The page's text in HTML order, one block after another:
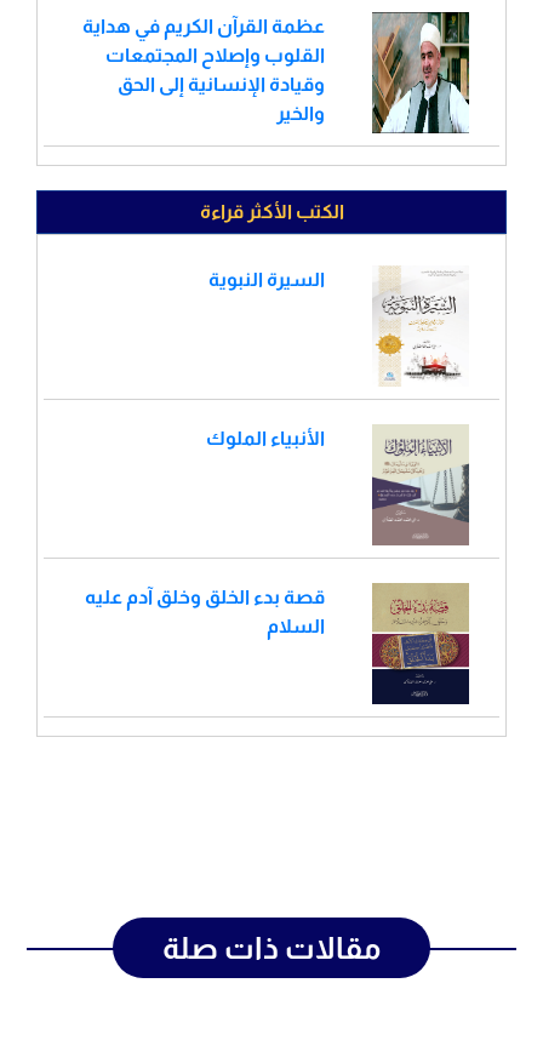
عظمة القرآن الكريم في هداية
القلوب وإصلاح المجتمعات
وقيادة الإنسانية إلى الحق
والخير
الكتب الأكثر قراءة
السيرة النبوية
الأنبياء الملوك
قصة بدء الخلق وخلق آدم عليه
السلام
مقالات ذات صلة